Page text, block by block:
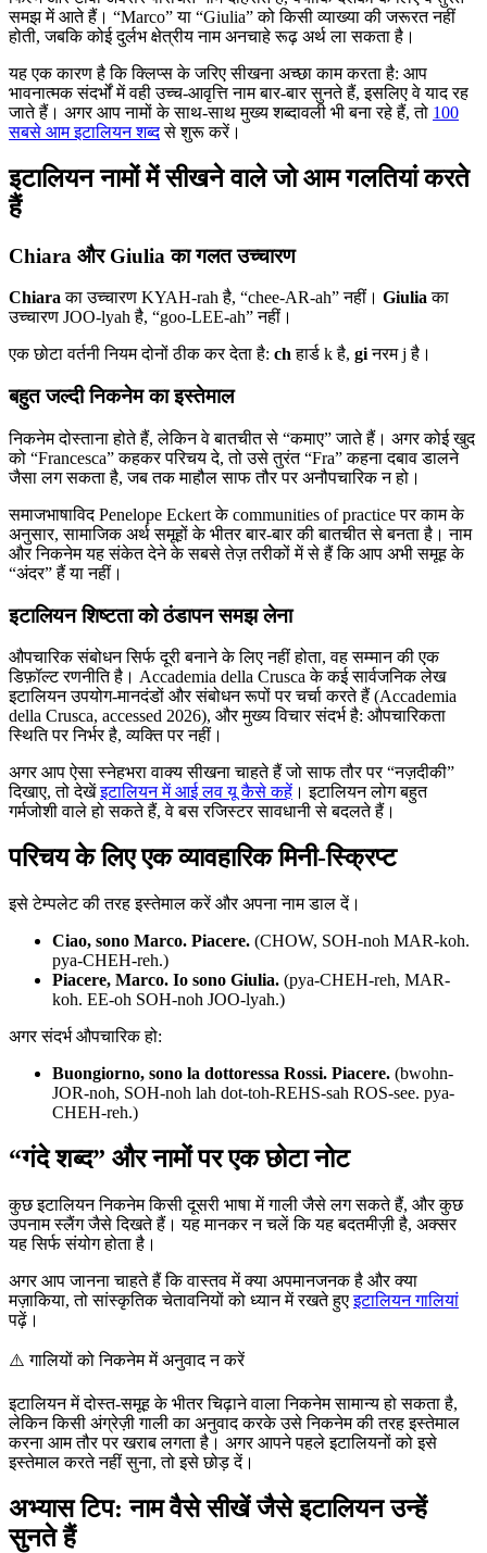
समझ में आते हैं। “Marco” या “Giulia” को किसी व्याख्या की जरूरत नहीं
होती, जबकि कोई दुर्लभ क्षेत्रीय नाम अनचाहे रूढ़ अर्थ ला सकता है।
यह एक कारण है कि क्लिप्स के जरिए सीखना अच्छा काम करता है: आप
भावनात्मक संदर्भों में वही उच्च-आवृत्ति नाम बार-बार सुनते हैं, इसलिए वे याद रह
जाते हैं। अगर आप नामों के साथ-साथ मुख्य शब्दावली भी बना रहे हैं, तो 100
सबसे आम इटालियन शब्दसे शुरू करें।
इटालियन नामों में सीखने वाले जो आम गलतियां करते
हैं
Chiara और Giulia का गलत उच्चारण
Chiaraका उच्चारण KYAH-rah है, “chee-AR-ah” नहीं। Giuliaका
उच्चारण JOO-lyah है, “goo-LEE-ah” नहीं।
एक छोटा वर्तनी नियम दोनों ठीक कर देता है: chहार्ड k है, giनरम j है।
बहुत जल्दी निकनेम का इस्तेमाल
निकनेम दोस्ताना होते हैं, लेकिन वे बातचीत से “कमाए” जाते हैं। अगर कोई खुद
को “Francesca” कहकर परिचय दे, तो उसे तुरंत “Fra” कहना दबाव डालने
जैसा लग सकता है, जब तक माहौल साफ तौर पर अनौपचारिक न हो।
समाजभाषाविद Penelope Eckert के communities of practice पर काम के
अनुसार, सामाजिक अर्थ समूहों के भीतर बार-बार की बातचीत से बनता है। नाम
और निकनेम यह संकेत देने के सबसे तेज़ तरीकों में से हैं कि आप अभी समूह के
“अंदर” हैं या नहीं।
इटालियन शिष्टता को ठंडापन समझ लेना
औपचारिक संबोधन सिर्फ दूरी बनाने के लिए नहीं होता, वह सम्मान की एक
डिफ़ॉल्ट रणनीति है। Accademia della Crusca के कई सार्वजनिक लेख
इटालियन उपयोग-मानदंडों और संबोधन रूपों पर चर्चा करते हैं (Accademia
della Crusca, accessed 2026), और मुख्य विचार संदर्भ है: औपचारिकता
स्थिति पर निर्भर है, व्यक्ति पर नहीं।
अगर आप ऐसा स्नेहभरा वाक्य सीखना चाहते हैं जो साफ तौर पर “नज़दीकी”
दिखाए, तो देखेंइटालियन में आई लव यू कैसे कहें । इटालियन लोग बहुत
गर्मजोशी वाले हो सकते हैं, वे बस रजिस्टर सावधानी से बदलते हैं।
परिचय के लिए एक व्यावहारिक मिनी-स्क्रिप्ट
इसे टेम्पलेट की तरह इस्तेमाल करें और अपना नाम डाल दें।
Ciao, sono Marco. Piacere. (CHOW, SOH-noh MAR-koh.
pya-CHEH-reh.)
Piacere, Marco. Io sono Giulia. (pya-CHEH-reh, MAR-
koh. EE-oh SOH-noh JOO-lyah.)
अगर संदर्भ औपचारिक हो:
Buongiorno, sono la dottoressa Rossi. Piacere. (bwohn-
JOR-noh, SOH-noh lah dot-toh-REHS-sah ROS-see. pya-
CHEH-reh.)
“गंदे शब्द” और नामों पर एक छोटा नोट
कुछ इटालियन निकनेम किसी दूसरी भाषा में गाली जैसे लग सकते हैं, और कुछ
उपनाम स्लैंग जैसे दिखते हैं। यह मानकर न चलें कि यह बदतमीज़ी है, अक्सर
यह सिर्फ संयोग होता है।
अगर आप जानना चाहते हैं कि वास्तव में क्या अपमानजनक है और क्या
मज़ाकिया, तो सांस्कृतिक चेतावनियों को ध्यान में रखते हुएइटालियन गालियां
पढ़ें।
⚠️ गालियों को निकनेम में अनुवाद न करें
इटालियन में दोस्त-समूह के भीतर चिढ़ाने वाला निकनेम सामान्य हो सकता है,
लेकिन किसी अंग्रेज़ी गाली का अनुवाद करके उसे निकनेम की तरह इस्तेमाल
करना आम तौर पर खराब लगता है। अगर आपने पहले इटालियनों को इसे
इस्तेमाल करते नहीं सुना, तो इसे छोड़ दें।
अभ्यास टिप: नाम वैसे सीखें जैसे इटालियन उन्हें
सुनते हैं